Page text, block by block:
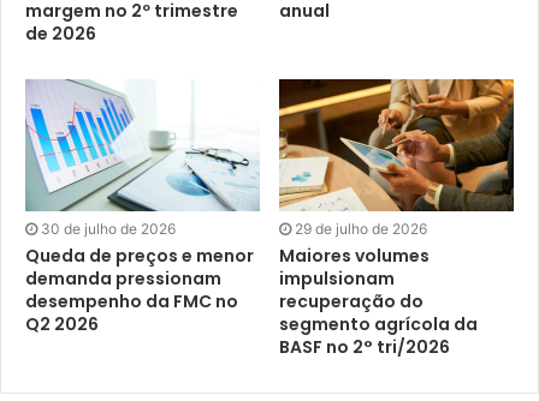
margem no 2º trimestre
de 2026
anual
30 de julho de 2026
Queda de preços e menor
demanda pressionam
desempenho da FMC no
Q2 2026
29 de julho de 2026
Maiores volumes
impulsionam
recuperação do
segmento agrícola da
BASF no 2° tri/2026